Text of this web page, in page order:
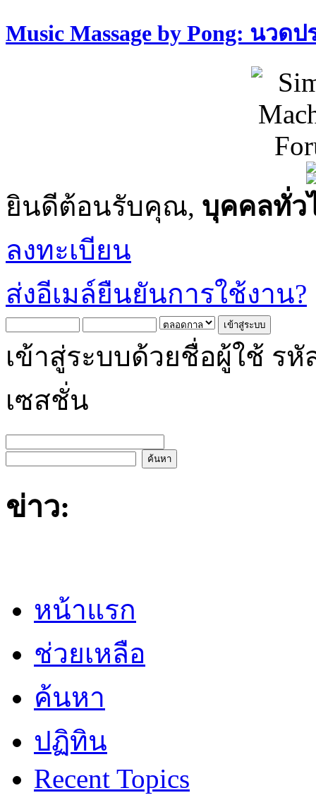
Music Massage by Pong: นวด
ยินดีต้อนรับคุณ, บุคคลทั่ว
ลงทะเบียน
ส่งอีเมล์ยืนยันการใช้งาน?
เข้าสู่ระบบด้วยชื่อผู้ใช้ รหั
เซสชั่น
ข่าว:
หน้าแรก
ช่วยเหลือ
ค้นหา
ปฏิทิน
Recent Topics